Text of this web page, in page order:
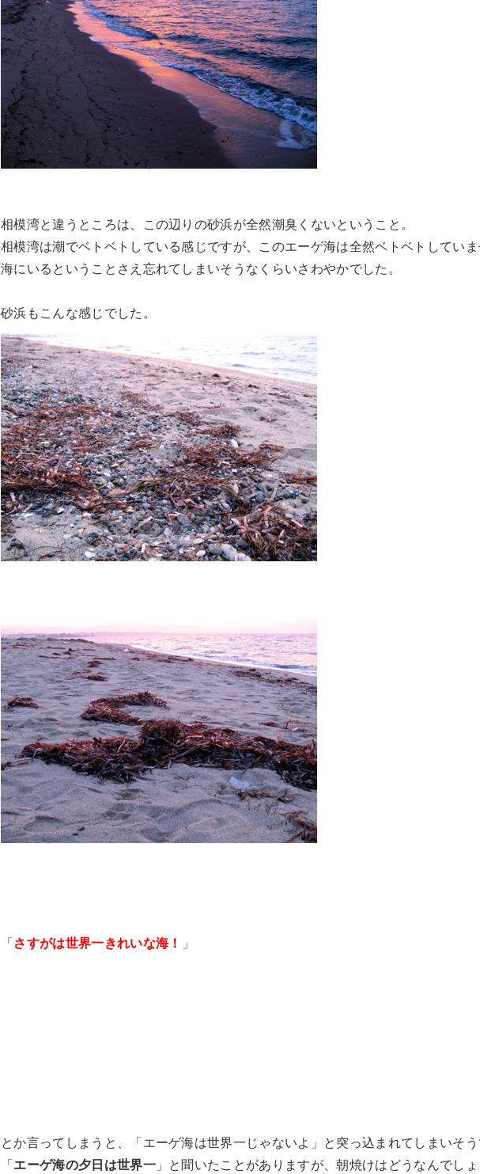
相模湾と違うところは、この辺りの砂浜が全然潮臭くないということ。
相模湾は潮でベトベトしている感じですが、このエーゲ海は全然ベトベトしてい
海にいるということさえ忘れてしまいそうなくらいさわやかでした。
砂浜もこんな感じでした。
「さすがは世界一きれいな海！ 」
とか言ってしまうと、「エーゲ海は世界一じゃないよ」と突っ込まれてしまいそ
「エーゲ海の夕日は世界一」と聞いたことがありますが、朝焼けはどうなんでし